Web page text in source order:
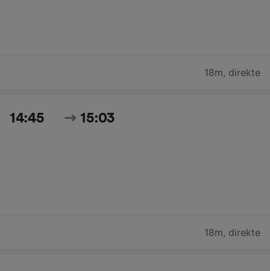
18m, direkte
14:45 15:03
18m, direkte